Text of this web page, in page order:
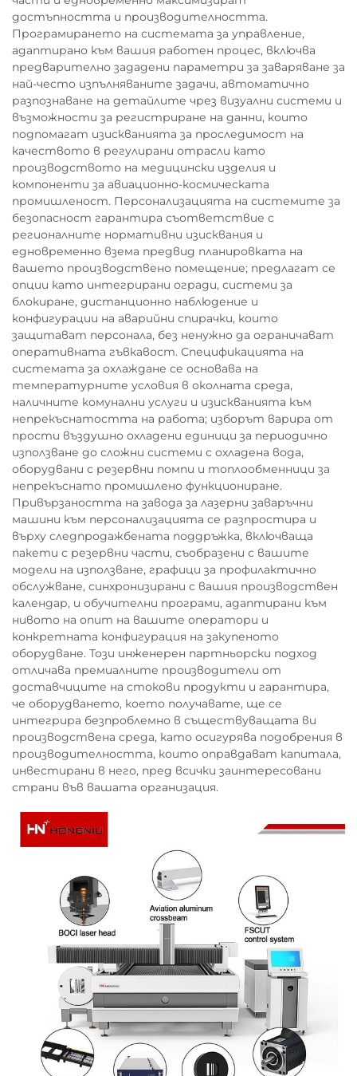
достъпността и производителността.
Програмирането на системата за управление,
адаптирано към вашия работен процес, включва
предварително зададени параметри за заваряване за
най-често изпълняваните задачи, автоматично
разпознаване на детайлите чрез визуални системи и
възможности за регистриране на данни, които
подпомагат изискванията за проследимост на
качеството в регулирани отрасли като
производството на медицински изделия и
компоненти за авиационно-космическата
промишленост. Персонализацията на системите за
безопасност гарантира съответствие с
регионалните нормативни изисквания и
едновременно взема предвид планировката на
вашето производствено помещение; предлагат се
опции като интегрирани огради, системи за
блокиране, дистанционно наблюдение и
конфигурации на аварийни спирачки, които
защитават персонала, без ненужно да ограничават
оперативната гъвкавост. Спецификацията на
системата за охлаждане се основава на
температурните условия в околната среда,
наличните комунални услуги и изискванията към
непрекъснатостта на работа; изборът варира от
прости въздушно охладени единици за периодично
използване до сложни системи с охладена вода,
оборудвани с резервни помпи и топлообменници за
непрекъснато промишлено функциониране.
Привързаността на завода за лазерни заваръчни
машини към персонализацията се разпростира и
върху следпродажбената поддръжка, включваща
пакети с резервни части, съобразени с вашите
модели на използване, графици за профилактично
обслужване, синхронизирани с вашия производствен
календар, и обучителни програми, адаптирани към
нивото на опит на вашите оператори и
конкретната конфигурация на закупеното
оборудване. Този инженерен партньорски подход
отличава премиалните производители от
доставчиците на стокови продукти и гарантира,
че оборудването, което получавате, ще се
интегрира безпроблемно в съществуващата ви
производствена среда, като осигурява подобрения в
производителността, които оправдават капитала,
инвестирани в него, пред всички заинтересовани
страни във вашата организация.